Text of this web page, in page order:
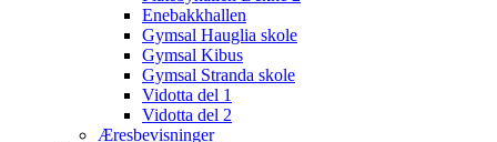
Enebakkhallen
Gymsal Hauglia skole
Gymsal Kibus
Gymsal Stranda skole
Vidotta del 1
Vidotta del 2
Æresbevisninger